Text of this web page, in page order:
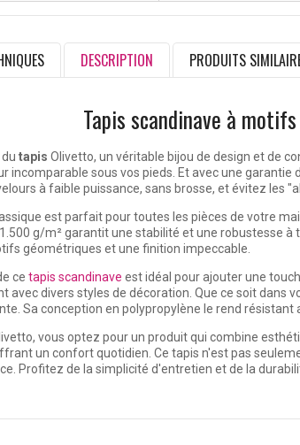
DESCRIPTION PRODUITS
Tapis scandinave à
tapis Olivetto, un véritable bijou de design et de
incomparable sous vos pieds. Et avec une
à faible puissance, sans brosse, et évitez les
est parfait pour toutes les pièces de votre
g/m² garantit une stabilité et une robustesse
géométriques et une finition impeccable.
ce tapis scandinave est idéal pour ajouter une
avec divers styles de décoration. Que ce soit dans
Sa conception en polypropylène le rend
vous optez pour un produit qui combine
un confort quotidien. Ce tapis n'est pas
Profitez de la simplicité d'entretien et de la